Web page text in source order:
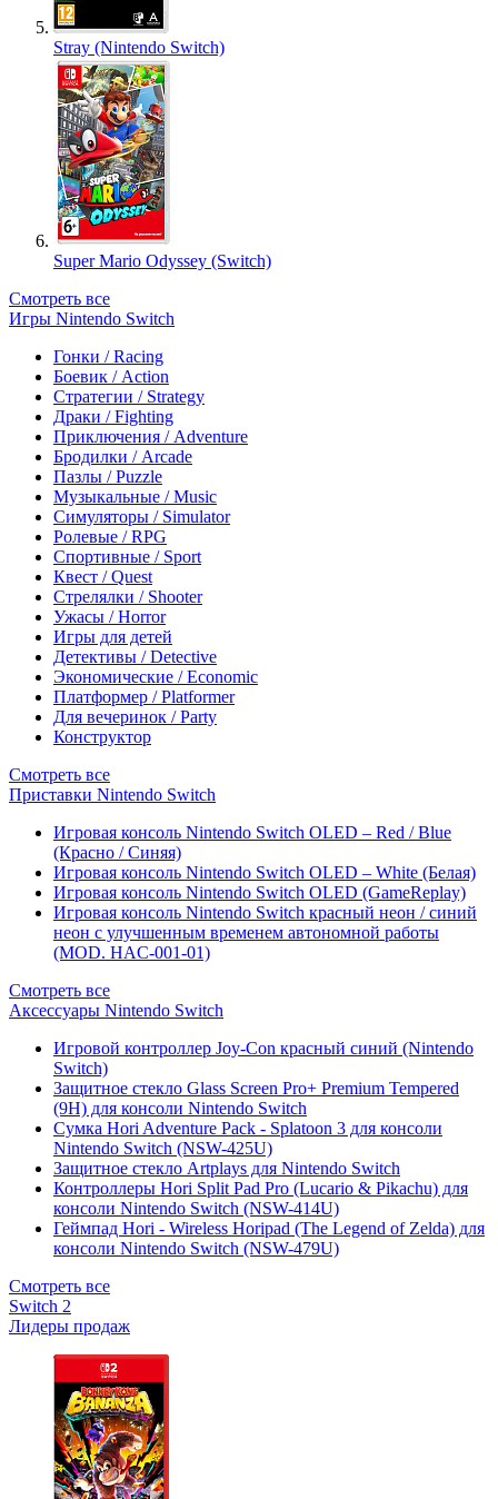
Stray (Nintendo Switch)
Super Mario Odyssey (Switch)
Смотреть все
Игры Nintendo Switch
Гонки / Racing
Боевик / Action
Стратегии / Strategy
Драки / Fighting
Приключения / Adventure
Бродилки / Arcade
Пазлы / Puzzle
Музыкальные / Music
Симуляторы / Simulator
Ролевые / RPG
Спортивные / Sport
Квест / Quest
Стрелялки / Shooter
Ужасы / Horror
Игры для детей
Детективы / Detective
Экономические / Economic
Платформер / Platformer
Для вечеринок / Party
Конструктор
Смотреть все
Приставки Nintendo Switch
Игровая консоль Nintendo Switch OLED – Red / Blue
(Красно / Синяя)
Игровая консоль Nintendo Switch OLED – White (Белая)
Игровая консоль Nintendo Switch OLED (GameReplay)
Игровая консоль Nintendo Switch красный неон / синий
неон с улучшенным временем автономной работы
(MOD. HAC-001-01)
Смотреть все
Аксессуары Nintendo Switch
Игровой контроллер Joy-Con красный синий (Nintendo
Switch)
Защитное стекло Glass Screen Pro+ Premium Tempered
(9H) для консоли Nintendo Switch
Сумка Hori Adventure Pack - Splatoon 3 для консоли
Nintendo Switch (NSW-425U)
Защитное стекло Artplays для Nintendo Switch
Контроллеры Hori Split Pad Pro (Lucario & Pikachu) для
консоли Nintendo Switch (NSW-414U)
Геймпад Hori - Wireless Horipad (The Legend of Zelda) для
консоли Nintendo Switch (NSW-479U)
Смотреть все
Switch 2
Лидеры продаж